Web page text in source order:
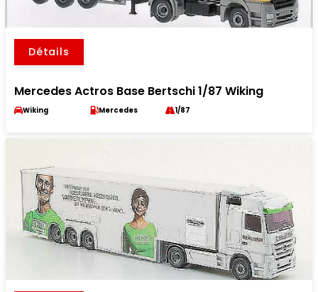
Détails
Mercedes Actros Base Bertschi 1/87 Wiking
Wiking Mercedes 1/87